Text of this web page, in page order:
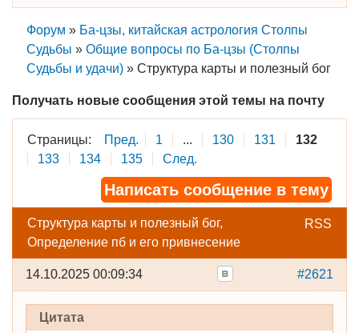
Форум » Ба-цзы, китайская астрология Столпы
Судьбы » Общие вопросы по Ба-цзы (Столпы
Судьбы и удачи) » Структура карты и полезный бог
Получать новые сообщения этой темы на почту
Страницы: Пред. 1 ... 130 131
132
133
134 135 След.
Написать сообщение в тему
RSS
Структура карты и полезный бог,
Определение пб и его привнесение
#2621
14.10.2025 00:09:34
Цитата